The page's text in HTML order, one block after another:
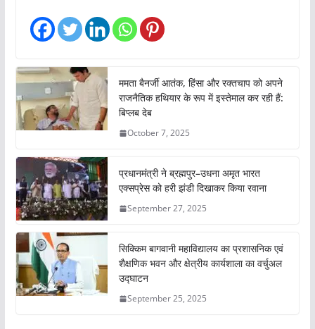
ममता बैनर्जी आतंक, हिंसा और रक्तचाप को अपने
राजनैतिक हथियार के रूप में इस्तेमाल कर रही हैं:
बिप्लब देब
October 7, 2025
प्रधानमंत्री ने ब्रह्मपुर–उधना अमृत भारत
एक्सप्रेस को हरी झंडी दिखाकर किया रवाना
September 27, 2025
सिक्किम बागवानी महाविद्यालय का प्रशासनिक एवं
शैक्षणिक भवन और क्षेत्रीय कार्यशाला का वर्चुअल
उद्घाटन
September 25, 2025